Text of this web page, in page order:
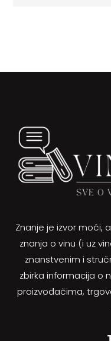
Znanje je izvor moći,
znanja o vinu (i uz
znanstvenim i
zbirka informacija o
proizvođačima,